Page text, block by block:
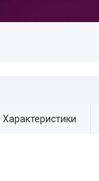
Характеристики